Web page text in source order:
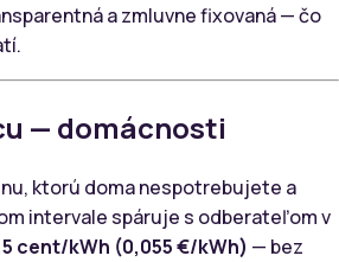
a zmluvne fixovaná — čo
— domácnosti
ktorú doma nespotrebujete a
intervale spáruje s odberateľom v
cent/kWh (0,055 €/kWh) — bez